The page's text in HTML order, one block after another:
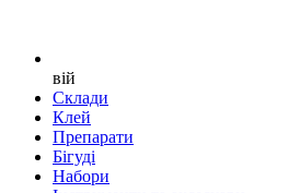
вій
Склади
Клей
Препарати
Бігуді
Набори